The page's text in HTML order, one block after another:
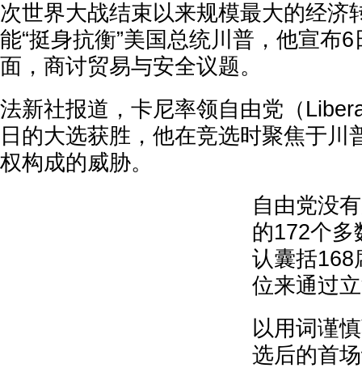
次世界大战结束以来规模最大的经济
能“挺身抗衡”美国总统川普，他宣布
面，商讨贸易与安全议题。
法新社报道，卡尼率领自由党（
日的大选获胜，他在竞选时聚焦于川
权构成的威胁。
自由党没
的172个多
认囊括168
位来通过
以用词谨
选后的首